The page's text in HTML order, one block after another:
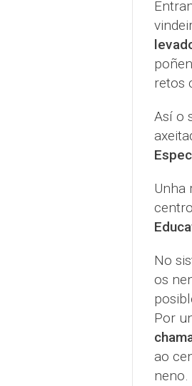
retos
Así o
Unha
No
os
Por
ao
neno.